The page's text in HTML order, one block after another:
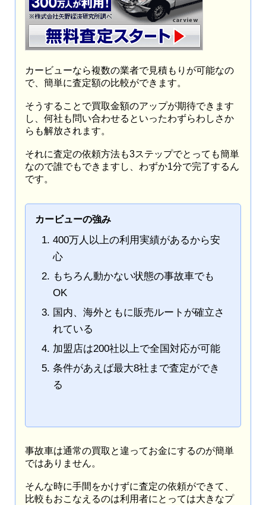
カービューなら複数の業者で見積もりが可能なの
で、簡単に査定額の比較ができます。
そうすることで買取金額のアップが期待できます
し、何社も問い合わせるといったわずらわしさか
らも解放されます。
それに査定の依頼方法も3ステップでとっても簡単
なので誰でもできますし、わずか1分で完了するん
です。
カービューの強み
400万人以上の利用実績があるから安
心
もちろん動かない状態の事故車でも
OK
国内、海外ともに販売ルートが確立さ
れている
加盟店は200社以上で全国対応が可能
条件があえば最大8社まで査定ができ
る
事故車は通常の買取と違ってお金にするのが簡単
ではありません。
そんな時に手間をかけずに査定の依頼ができて、
比較もおこなえるのは利用者にとっては大きなプ